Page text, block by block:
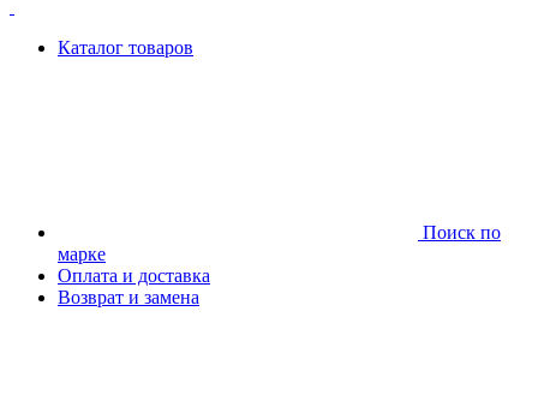
Каталог товаров
Поиск по
марке
Оплата и доставка
Возврат и замена